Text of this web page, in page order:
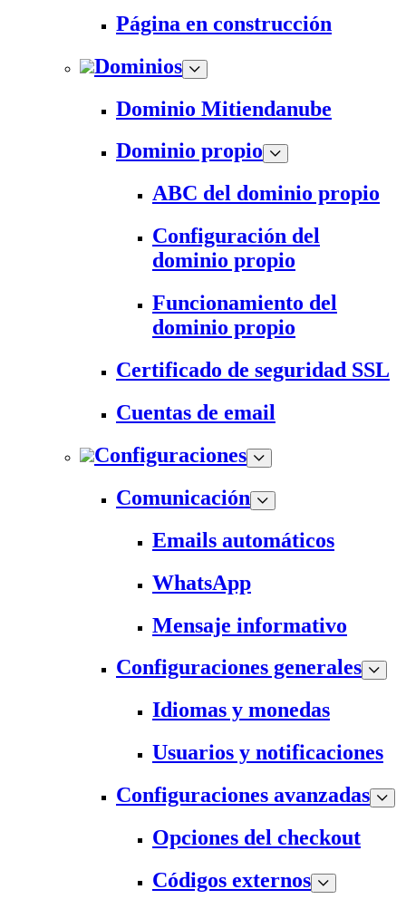
Página en construcción
Dominios
Dominio Mitiendanube
Dominio propio
ABC del dominio propio
Configuración del
dominio propio
Funcionamiento del
dominio propio
Certificado de seguridad SSL
Cuentas de email
Configuraciones
Comunicación
Emails automáticos
WhatsApp
Mensaje informativo
Configuraciones generales
Idiomas y monedas
Usuarios y notificaciones
Configuraciones avanzadas
Opciones del checkout
Códigos externos